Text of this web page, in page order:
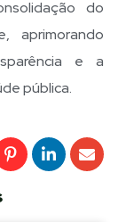
do
aprimorando
e a
pública.